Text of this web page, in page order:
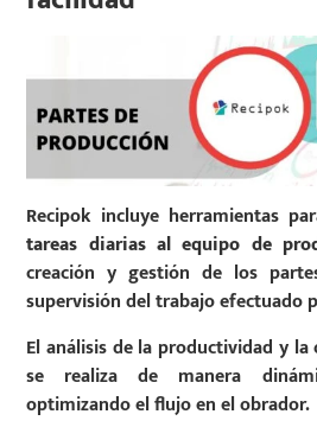
Recipok incluye herramientas
tareas diarias al equipo de
creación y gestión de los
supervisión del trabajo efectuado
El análisis de la productividad y
se realiza de manera
optimizando el flujo en el obrador.